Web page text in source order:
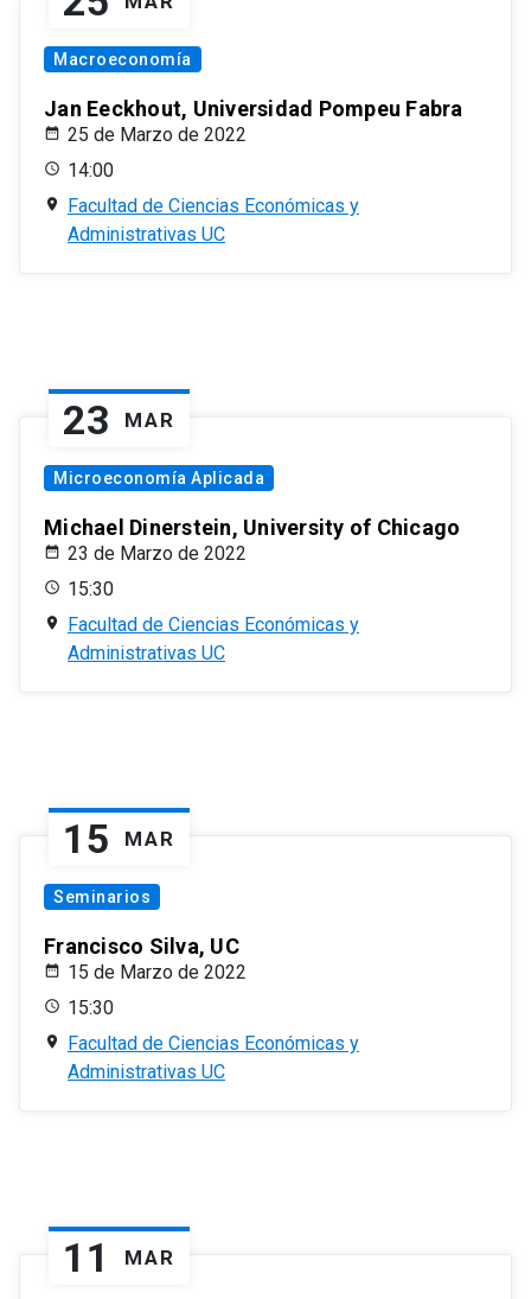
Macroeconomía
Jan Eeckhout, Universidad Pompeu Fabra
25 de Marzo de 2022
14:00
Facultad de Ciencias Económicas y
Administrativas UC
23 MAR
Microeconomía Aplicada
Michael Dinerstein, University of Chicago
23 de Marzo de 2022
15:30
Facultad de Ciencias Económicas y
Administrativas UC
15 MAR
Seminarios
Francisco Silva, UC
15 de Marzo de 2022
15:30
Facultad de Ciencias Económicas y
Administrativas UC
11 MAR